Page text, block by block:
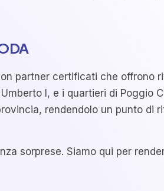
partner certificati che offrono
I, e i quartieri di Poggio
rendendolo un punto di
sorprese. Siamo qui per